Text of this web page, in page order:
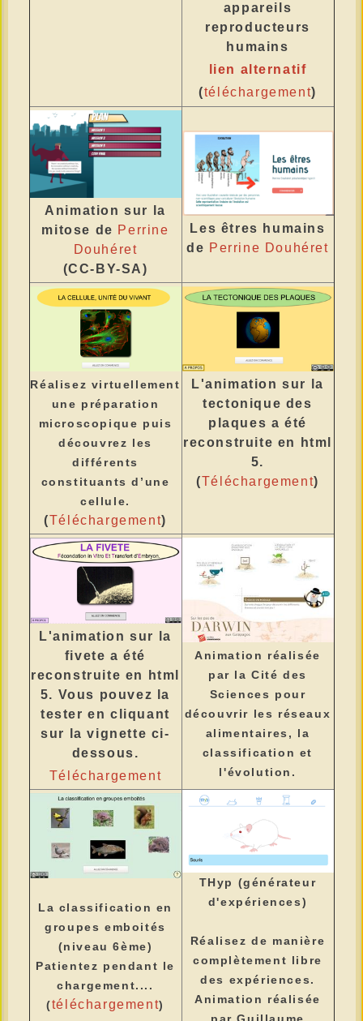
appareils
reproducteurs
humains
lien alternatif
(téléchargement)
Animation sur la
mitose de Perrine
Douhéret
(CC-BY-SA)
Les êtres humains
de Perrine Douhéret
Réalisez virtuellement
une préparation
microscopique puis
découvrez les
différents
constituants d’une
cellule.
(Téléchargement)
L'animation sur la
tectonique des
plaques a été
reconstruite en html
5.
(Téléchargement)
L'animation sur la
fivete a été
reconstruite en html
5. Vous pouvez la
tester en cliquant
sur la vignette ci-
dessous.
Téléchargement
Animation réalisée
par la Cité des
Sciences pour
découvrir les réseaux
alimentaires, la
classification et
l'évolution.
La classification en
groupes emboités
(niveau 6ème)
Patientez pendant le
chargement....
(téléchargement)
THyp (générateur
d'expériences)
Réalisez de manière
complètement libre
des expériences.
Animation réalisée